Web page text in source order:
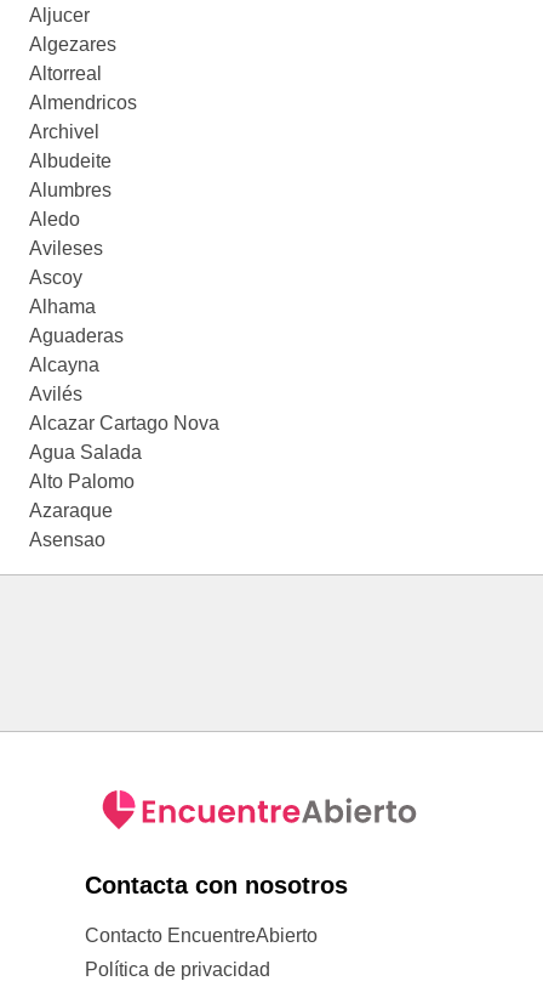
Aljucer
Algezares
Altorreal
Almendricos
Archivel
Albudeite
Alumbres
Aledo
Avileses
Ascoy
Alhama
Aguaderas
Alcayna
Avilés
Alcazar Cartago Nova
Agua Salada
Alto Palomo
Azaraque
Asensao
Contacta con nosotros
Contacto EncuentreAbierto
Política de privacidad